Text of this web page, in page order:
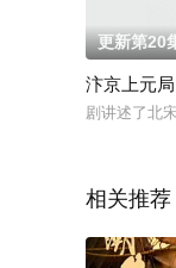
更新第20
汴京上元局
剧讲述了北
相关推荐